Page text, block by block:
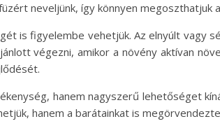
neveljünk, így könnyen megoszthatjuk
is figyelembe vehetjük. Az elnyúlt vagy
végezni, amikor a növény aktívan
hanem nagyszerű lehetőséget
hanem a barátainkat is